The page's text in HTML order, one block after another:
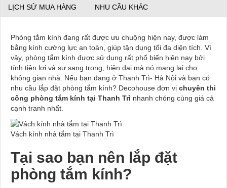
LỊCH SỬ MUA HÀNG NHU CẦU KHÁC
Phòng tắm kính đang rất được ưu chuộng hiện nay, được làm
bằng kính cường lực an toàn, giúp tận dụng tối đa diện tích. Vì
vậy, phòng tắm kính được sử dụng rất phổ biến hiện nay bởi
tính tiện lợi và sự sang trọng, hiện đại mà nó mang lại cho
không gian nhà. Nếu bạn đang ở Thanh Trì- Hà Nội và bạn có
nhu cầu lắp đặt phòng tắm kính? Decohouse đơn vị chuyên thi
công phòng tắm kính tại Thanh Trì nhanh chóng cùng giá cả
cạnh tranh nhất.
Vách kính nhà tắm tại Thanh Trì
Tại sao bạn nên lắp đặt
phòng tắm kính?